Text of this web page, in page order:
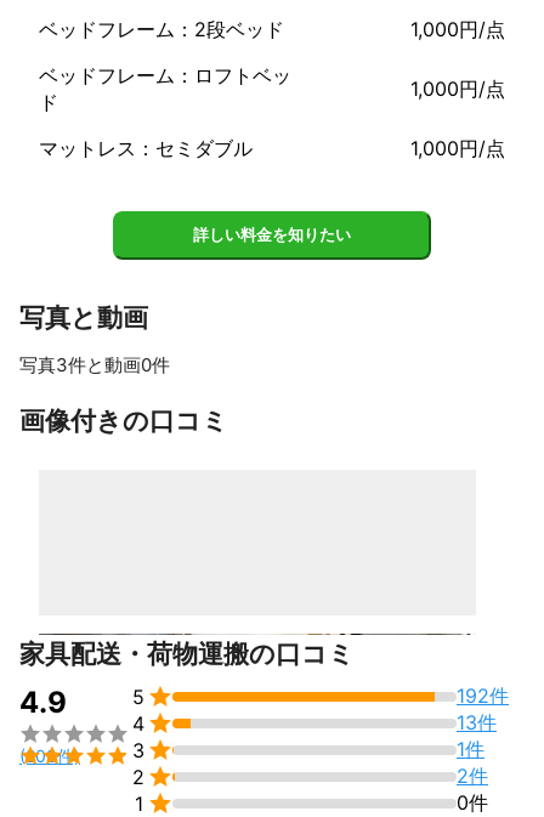
ベッドフレーム：2段ベッド
1,000円/点
ベッドフレーム：ロフトベッ
ド
1,000円/点
マットレス：セミダブル 1,000円/点
詳しい料金を知りたい
写真と動画
写真3件と動画0件
画像付きの口コミ
家具配送・荷物運搬の口コミ
4.9


(208件)
5 
192件
4 
13件
3 
1件
2 
2件
1  0件